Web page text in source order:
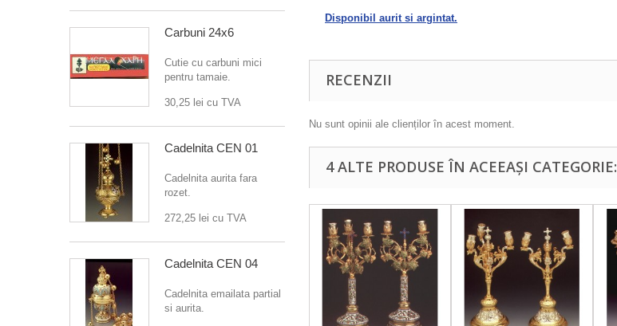
Carbuni 24x6
Cutie cu carbuni mici
pentru tamaie.
30,25 lei cu TVA
Cadelnita CEN 01
Cadelnita aurita fara
rozet.
272,25 lei cu TVA
Cadelnita CEN 04
Cadelnita emailata partial
si aurita.
Disponibil aurit si argintat.
RECENZII
Nu sunt opinii ale clienților în acest moment.
4 ALTE PRODUSE ÎN ACEEAȘI CATEGORIE: